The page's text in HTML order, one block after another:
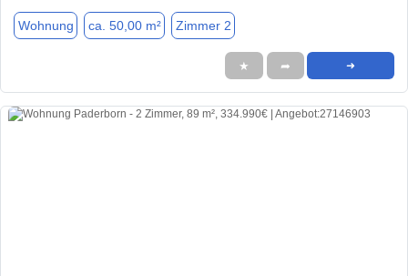
Wohnung ca. 50,00 m² Zimmer 2
★ ➦ ➜